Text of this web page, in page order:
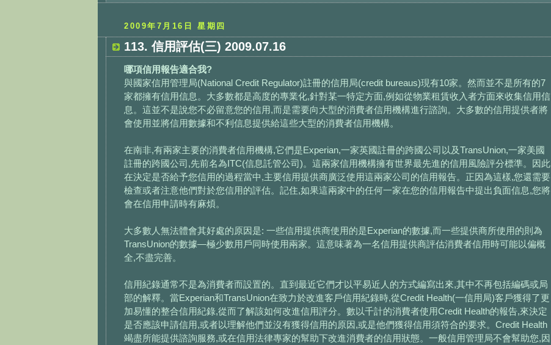
2009年7月16日 星期四
113. 信用評估(三) 2009.07.16
哪項信用報告適合我?
與國家信用管理局(National Credit Regulator)註冊的信用局(credit bureaus)現有10家。然而並不是所有的7
家都擁有信用信息。大多數都是高度的專業化,針對某一特定方面,例如從物業租賃收入者方面來收集信用信
息。這並不是說您不必留意您的信用,而是需要向大型的消費者信用機構進行諮詢。大多數的信用提供者將
會使用並將信用數據和不利信息提供給這些大型的消費者信用機構。
在南非,有兩家主要的消費者信用機構,它們是Experian,一家英國註冊的跨國公司以及TransUnion,一家美國
註冊的跨國公司,先前名為ITC(信息託管公司)。這兩家信用機構擁有世界最先進的信用風險評分標準。因此
在決定是否給予您信用的過程當中,主要信用提供商廣泛使用這兩家公司的信用報告。正因為這樣,您還需要
檢查或者注意他們對於您信用的評估。記住,如果這兩家中的任何一家在您的信用報告中提出負面信息,您將
會在信用申請時有麻煩。
大多數人無法體會其好處的原因是: 一些信用提供商使用的是Experian的數據,而一些提供商所使用的則為
TransUnion的數據—極少數用戶同時使用兩家。這意味著為一名信用提供商評估消費者信用時可能以偏概
全,不盡完善。
信用紀錄通常不是為消費者而設置的。直到最近它們才以平易近人的方式編寫出來,其中不再包括編碼或局
部的解釋。當Experian和TransUnion在致力於改進客戶信用紀錄時,從Credit Health(一信用局)客戶獲得了更
加易懂的整合信用紀錄,從而了解該如何改進信用評分。數以千計的消費者使用Credit Health的報告,來決定
是否應該申請信用,或者以理解他們並沒有獲得信用的原因,或是他們獲得信用須符合的要求。Credit Health
竭盡所能提供諮詢服務,或在信用法律專家的幫助下改進消費者的信用狀態。一般信用管理局不會幫助您,因